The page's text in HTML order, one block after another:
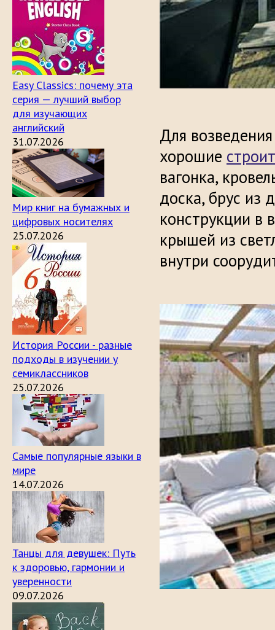
Easy Classics: почему эта
серия — лучший выбор
для изучающих
английский
31.07.2026
Мир книг на бумажных и
цифровых носителях
25.07.2026
История России - разные
подходы в изучении у
семиклассников
25.07.2026
Самые популярные языки в
мире
14.07.2026
Танцы для девушек: Путь
к здоровью, гармонии и
уверенности
09.07.2026
Для
хорошие
вагонка,
доска, брус из
конструкции в
крышей из
внутри